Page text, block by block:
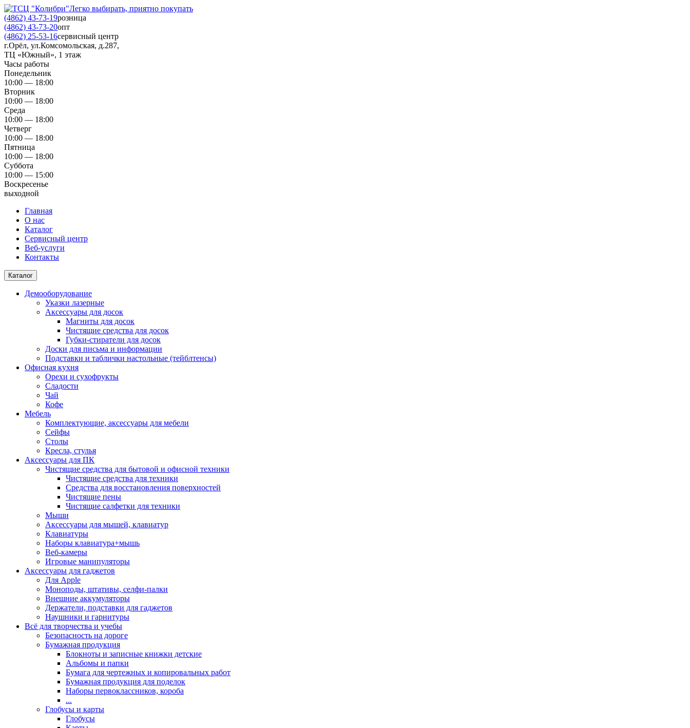
Легко выбирать, приятно покупать
(4862) 43-73-19розница
(4862) 43-73-20опт
(4862) 25-53-16сервисный центр
г.Орёл, ул.Комсомольская, д.287,
ТЦ «Южный», 1 этаж
Часы работы
Понедельник
10:00 — 18:00
Вторник
10:00 — 18:00
Среда
10:00 — 18:00
Четверг
10:00 — 18:00
Пятница
10:00 — 18:00
Суббота
10:00 — 15:00
Воскресенье
выходной
Главная
О нас
Каталог
Сервисный центр
Веб-услуги
Контакты
Каталог
Демооборудование
Указки лазерные
Аксессуары для досок
Магниты для досок
Чистящие средства для досок
Губки-стиратели для досок
Доски для письма и информации
Подставки и таблички настольные (тейблтенсы)
Офисная кухня
Орехи и сухофрукты
Сладости
Чай
Кофе
Мебель
Комплектующие, аксессуары для мебели
Сейфы
Столы
Кресла, стулья
Аксессуары для ПК
Чистящие средства для бытовой и офисной техники
Чистящие средства для техники
Средства для восстановления поверхностей
Чистящие пены
Чистящие салфетки для техники
Мыши
Аксессуары для мышей, клавиатур
Клавиатуры
Наборы клавиатура+мышь
Веб-камеры
Игровые манипуляторы
Аксессуары для гаджетов
Для Apple
Моноподы, штативы, селфи-палки
Внешние аккумуляторы
Держатели, подставки для гаджетов
Наушники и гарнитуры
Всё для творчества и учебы
Безопасность на дороге
Бумажная продукция
Блокноты и записные книжки детские
Альбомы и папки
Бумага для чертежных и копировальных работ
Бумажная продукция для поделок
Наборы первоклассников, короба
...
Глобусы и карты
Глобусы